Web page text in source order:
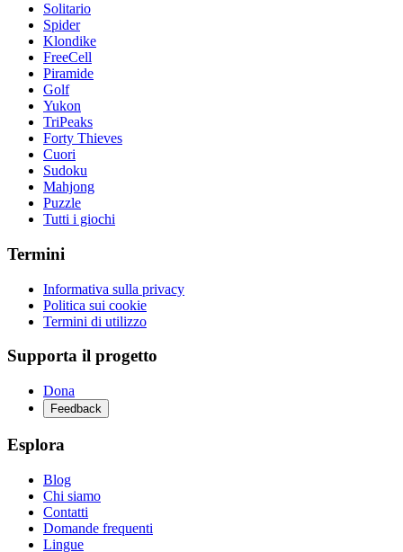
Solitario
Spider
Klondike
FreeCell
Piramide
Golf
Yukon
TriPeaks
Forty Thieves
Cuori
Sudoku
Mahjong
Puzzle
Tutti i giochi
Termini
Informativa sulla privacy
Politica sui cookie
Termini di utilizzo
Supporta il progetto
Dona
Feedback
Esplora
Blog
Chi siamo
Contatti
Domande frequenti
Lingue